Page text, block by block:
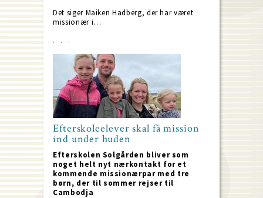
Det siger Maiken Hadberg, der har været
missionær i…
Efterskoleelever skal få mission
ind under huden
Efterskolen Solgården bliver som
noget helt nyt nærkontakt for et
kommende missionærpar med tre
børn, der til sommer rejser til
Cambodja